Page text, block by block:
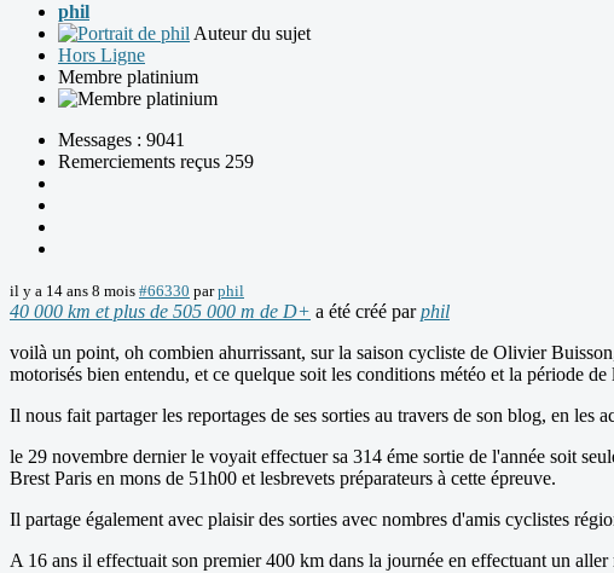
phil
Auteur du sujet
Hors Ligne
Membre platinium
Messages : 9041
Remerciements reçus 259
il y a 14 ans 8 mois #66330 parphil
40 000 km et plus de 505 000 m de D+ a été créé parphil
voilà un point, oh combien ahurrissant, sur la saison cycliste de Olivier
motorisés bien entendu, et ce quelque soit les conditions météo et la période de
Il nous fait partager les reportages de ses sorties au travers de son blog, en les
le 29 novembre dernier le voyait effectuer sa 314 éme sortie de l'année soit
Brest Paris en mons de 51h00 et lesbrevets préparateurs à cette épreuve.
Il partage également avec plaisir des sorties avec nombres d'amis cyclistes
A 16 ans il effectuait son premier 400 km dans la journée en effectuant un